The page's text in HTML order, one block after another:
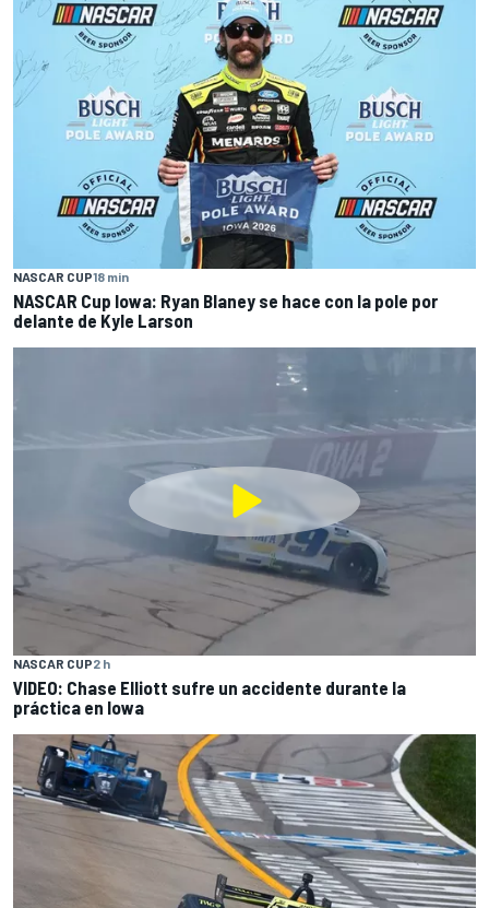
NASCAR CUP18 min
NASCAR Cup Iowa: Ryan Blaney se hace con la pole por
delante de Kyle Larson
NASCAR CUP2 h
VIDEO: Chase Elliott sufre un accidente durante la
práctica en Iowa